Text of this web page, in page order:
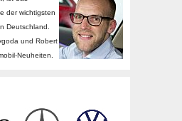
der wichtigsten
Deutschland.
und Robert
Neuheiten.